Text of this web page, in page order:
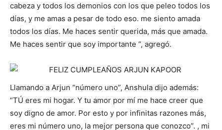
cabeza y todos los demonios con los que peleo todos los
días, y me amas a pesar de todo eso. me siento amada
todos los días. Me haces sentir querida, más que amada.
Me haces sentir que soy importante “, agregó.
Llamando a Arjun “número uno”, Anshula dijo además:
“TÚ eres mi hogar. Y tu amor por mí me hace creer que
soy digno de amor. Por esto y por infinitas razones más,
eres mi número uno, la mejor persona que conozco”. , mi